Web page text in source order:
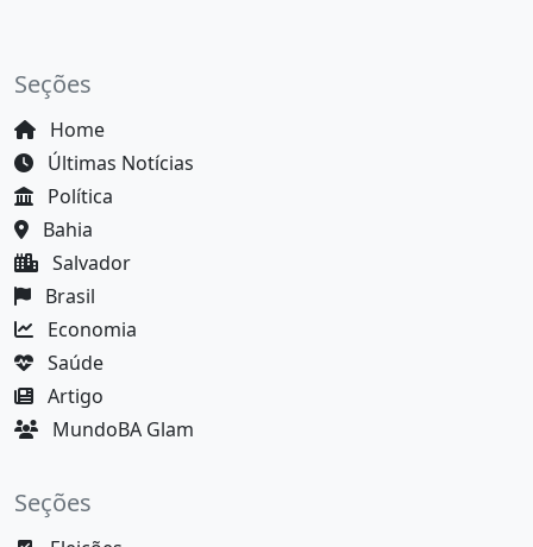
Seções
Home
Últimas Notícias
Política
Bahia
Salvador
Brasil
Economia
Saúde
Artigo
MundoBA Glam
Seções